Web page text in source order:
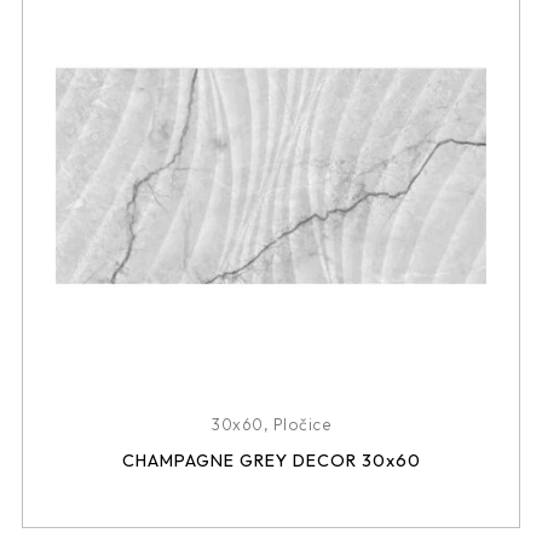
30x60, Pločice
CHAMPAGNE GREY DECOR 30x60